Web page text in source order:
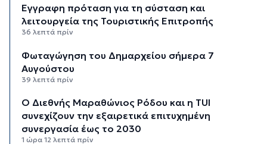
Έγγραφη πρόταση για τη σύσταση και
λειτουργεία της Τουριστικής Επιτροπής
36 λεπτά πρίν
Φωταγώγηση του Δημαρχείου σήμερα 7
Αυγούστου
39 λεπτά πρίν
Ο Διεθνής Μαραθώνιος Ρόδου και η TUI
συνεχίζουν την εξαιρετικά επιτυχημένη
συνεργασία έως το 2030
1 ώρα 12 λεπτά πρίν